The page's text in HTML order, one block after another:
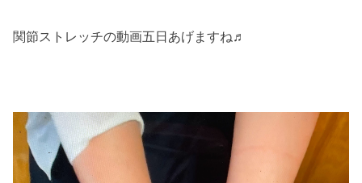
関節ストレッチの動画五日あげますね♬